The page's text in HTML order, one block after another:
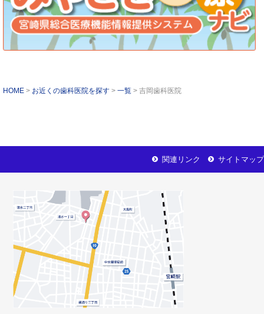
HOME お近くの歯科医院を探す 一覧 吉岡歯科医院
サイトマップ
関連リンク